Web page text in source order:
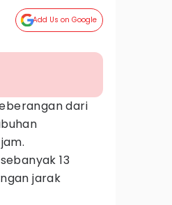
Add Us on Google
dari
13
jarak